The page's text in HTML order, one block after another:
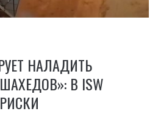
НАЛАДИТЬ
В ISW